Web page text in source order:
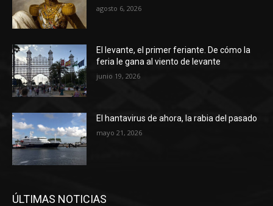
agosto 6, 2026
El levante, el primer feriante. De cómo la
feria le gana al viento de levante
junio 19, 2026
El hantavirus de ahora, la rabia del pasado
mayo 21, 2026
ÚLTIMAS NOTICIAS